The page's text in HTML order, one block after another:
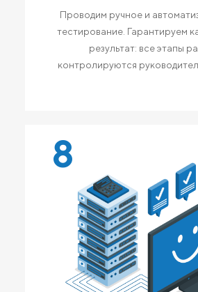
Проводим ручное и
тестирование. Гарантируем
результат: все этапы
контролируются
8